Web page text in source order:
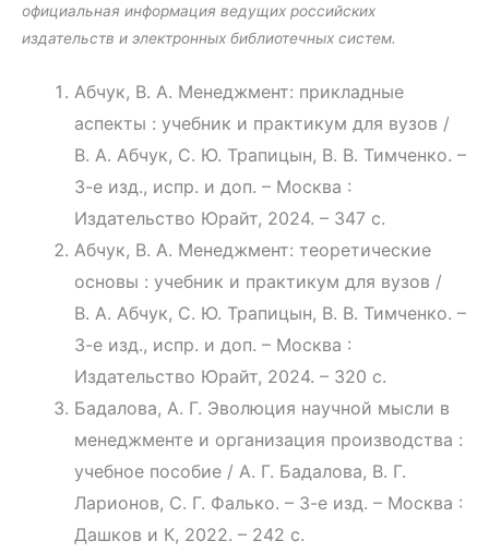
официальная информация ведущих российских
издательств и электронных библиотечных систем.
Абчук, В. А. Менеджмент: прикладные
аспекты : учебник и практикум для вузов /
В. А. Абчук, С. Ю. Трапицын, В. В. Тимченко. –
3-е изд., испр. и доп. – Москва :
Издательство Юрайт, 2024. – 347 с.
Абчук, В. А. Менеджмент: теоретические
основы : учебник и практикум для вузов /
В. А. Абчук, С. Ю. Трапицын, В. В. Тимченко. –
3-е изд., испр. и доп. – Москва :
Издательство Юрайт, 2024. – 320 с.
Бадалова, А. Г. Эволюция научной мысли в
менеджменте и организация производства :
учебное пособие / А. Г. Бадалова, В. Г.
Ларионов, С. Г. Фалько. – 3-е изд. – Москва :
Дашков и К, 2022. – 242 с.